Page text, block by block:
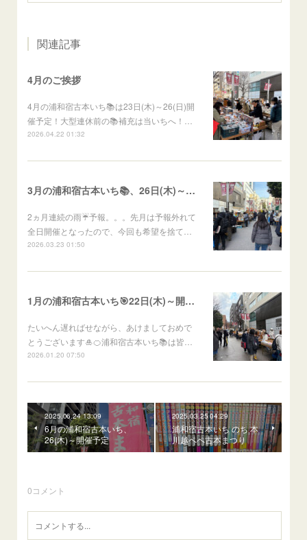
関連記事
4月のご挨拶
4月の浦和宿古本いち📚は23日(木)～26(日)開
催予定！大型連休前の📚補充は当いちへ！…
2026.04.22 01:32
3月の浦和宿古本いち📚、26日(木)～29(日)開催予定
2ヵ月連続の雨☔予報。。。先月は予報外れて
全日開催となったので、今回も希望を捨て…
2026.03.23 01:50
1月の浦和宿古本いち🎯22日(木)～開催予定
たいへん遅ればせながら、あけましておめで
とうございます🎍🍊浦和宿古本いち📚は皆…
2026.01.20 07:50
2025.06.24 13:09
6月の浦和宿古本いち、
26(木)～開催予定
2025.03.25 04:29
浦和宿古本いち のち 本
川越ペペ古本まつり
0コメント